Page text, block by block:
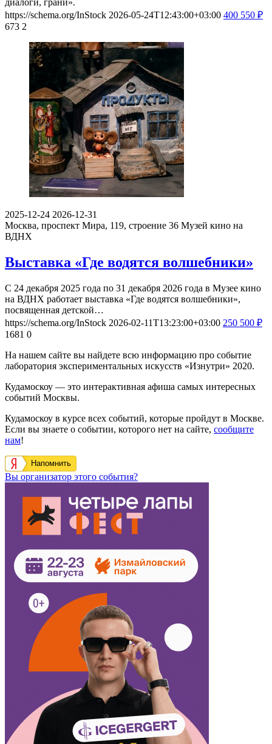
https://schema.org/InStock 2026-05-24T12:43:00+03:00 400 550 ₽
673 2
2025-12-24 2026-12-31
Москва, проспект Мира, 119, строение 36 Музей кино на
ВДНХ
Выставка «Где водятся волшебники»
С 24 декабря 2025 года по 31 декабря 2026 года в Музее кино
на ВДНХ работает выставка «Где водятся волшебники»,
посвященная детской…
https://schema.org/InStock 2026-02-11T13:23:00+03:00 250 500 ₽
1681 0
На нашем сайте вы найдете всю информацию про событие
лаборатория экспериментальных искусств «Изнутри» 2020.
Кудамоскоу — это интерактивная афиша самых интересных
событий Москвы.
Кудамоскоу в курсе всех событий, которые пройдут в Москве.
Если вы знаете о событии, которого нет на сайте, сообщите
нам!
Напомнить
Вы организатор этого события?